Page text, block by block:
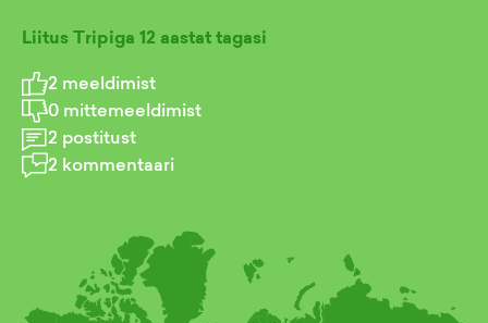
Liitus Tripiga 12 aastat tagasi
2 meeldimist
0 mittemeeldimist
2 postitust
2 kommentaari